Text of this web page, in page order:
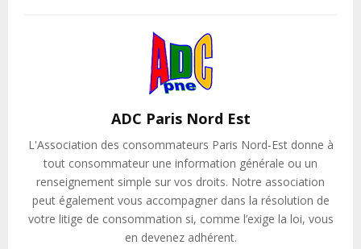
ADC Paris Nord Est
L'Association des consommateurs Paris Nord-Est donne à
tout consommateur une information générale ou un
renseignement simple sur vos droits. Notre association
peut également vous accompagner dans la résolution de
votre litige de consommation si, comme l’exige la loi, vous
en devenez adhérent.